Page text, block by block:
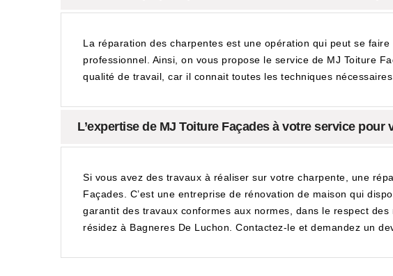
La réparation des charpentes est une opération qui peut se
professionnel. Ainsi, on vous propose le service de MJ Toiture
qualité de travail, car il connait toutes les techniques
L’expertise de MJ Toiture Façades à votre service
Si vous avez des travaux à réaliser sur votre charpente, une
Façades. C’est une entreprise de rénovation de maison qui
garantit des travaux conformes aux normes, dans le respect
résidez à Bagneres De Luchon. Contactez-le et demandez un